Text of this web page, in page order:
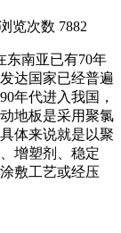
览次数 7882
东南亚已有70年
达国家已经普遍
年代进入我国，
地板是采用聚氯
体来说就是以聚
增塑剂、稳定
敷工艺或经压